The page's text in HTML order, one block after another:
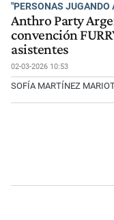
"PERSONAS JUGANDO
Anthro Party
convención
asistentes
02-03-2026 10:53
SOFÍA MARTÍNEZ